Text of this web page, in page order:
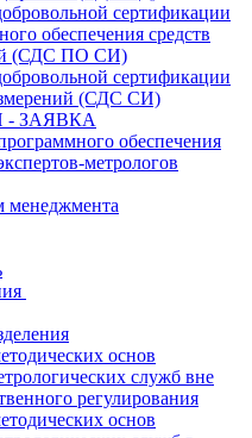
сертификации
обеспечения средств
(СДС ПО СИ)
сертификации
(СДС СИ)
ЗАЯВКА
обеспечения
метрологов
менеджмента
основ
служб вне
регулирования
основ